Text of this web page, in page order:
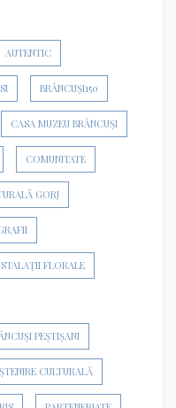
AUTENTIC
BRÂNCUȘI150
CASA MUZEU BRÂNCUȘI
COMUNITATE
GORJ
FLORALE
PEȘTIȘANI
CULTURALĂ